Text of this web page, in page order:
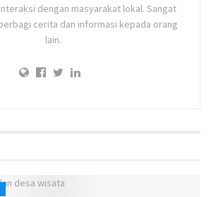
dengan masyarakat lokal. Sangat
cerita dan informasi kepada orang
lain.